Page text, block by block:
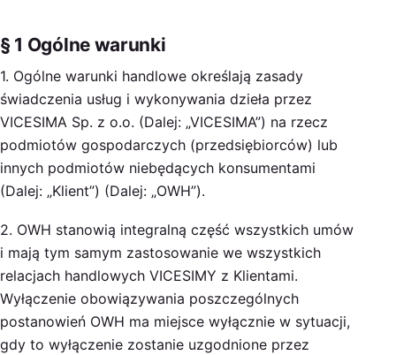
§ 1 Ogólne warunki
1. Ogólne warunki handlowe określają zasady
świadczenia usług i wykonywania dzieła przez
VICESIMA Sp. z o.o. (Dalej: „VICESIMA”) na rzecz
podmiotów gospodarczych (przedsiębiorców) lub
innych podmiotów niebędących konsumentami
(Dalej: „Klient”) (Dalej: „OWH”).
2. OWH stanowią integralną część wszystkich umów
i mają tym samym zastosowanie we wszystkich
relacjach handlowych VICESIMY z Klientami.
Wyłączenie obowiązywania poszczególnych
postanowień OWH ma miejsce wyłącznie w sytuacji,
gdy to wyłączenie zostanie uzgodnione przez